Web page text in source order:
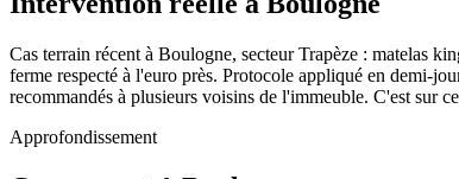
Cas terrain récent à Boulogne, secteur Trapèze : matelas
ferme respecté à l'euro près. Protocole appliqué en demi-
recommandés à plusieurs voisins de l'immeuble. C'est sur
Approfondissement